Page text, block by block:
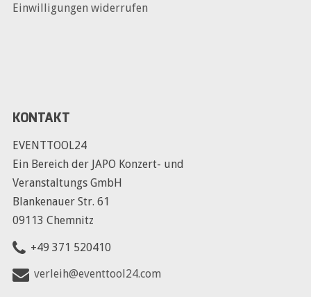
Einwilligungen widerrufen
KONTAKT
EVENTTOOL24
Ein Bereich der JAPO Konzert- und
Veranstaltungs GmbH
Blankenauer Str. 61
09113 Chemnitz
+49 371 520410
verleih@eventtool24.com